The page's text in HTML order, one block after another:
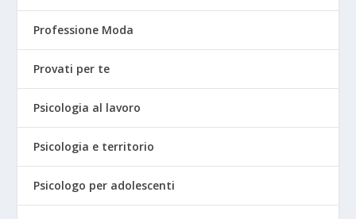
Professione Moda
Provati per te
Psicologia al lavoro
Psicologia e territorio
Psicologo per adolescenti